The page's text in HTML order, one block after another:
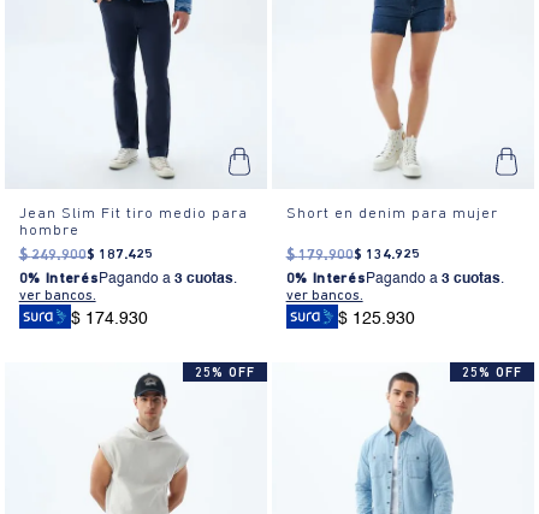
Jean Slim Fit tiro medio para
hombre
$ 249.900$ 187.425
0% Interés Pagando a 3 cuotas.
ver bancos.
$ 174.930
Short en denim para mujer
$ 179.900$ 134.925
0% Interés Pagando a 3 cuotas.
ver bancos.
$ 125.930
25% OFF 25% OFF